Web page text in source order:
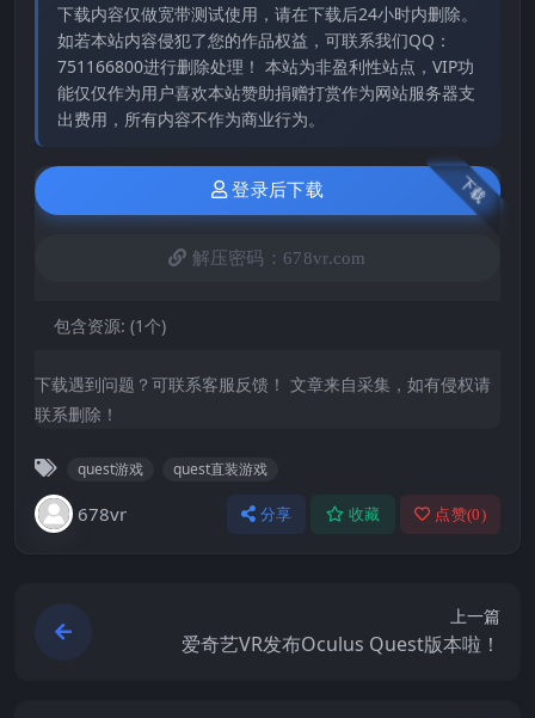
下载内容仅做宽带测试使用，请在下载后24小时内删除。
如若本站内容侵犯了您的作品权益，可联系我们QQ：
751166800进行删除处理！ 本站为非盈利性站点，VIP功
能仅仅作为用户喜欢本站赞助捐赠打赏作为网站服务器支
出费用，所有内容不作为商业行为。
下载
登录后下载
解压密码：678vr.com
包含资源: (1个)
下载遇到问题？可联系客服反馈！ 文章来自采集，如有侵权请
联系删除！
quest游戏 quest直装游戏
678vr 分享 收藏 点赞(0)
上一篇
爱奇艺VR发布Oculus Quest版本啦！